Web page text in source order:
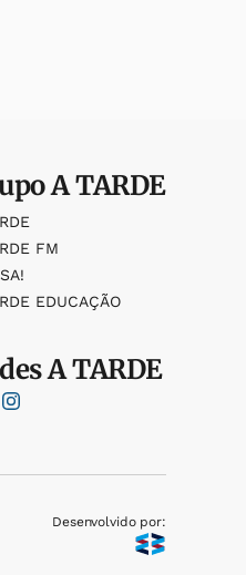
A TARDE
FM
EDUCAÇÃO
A TARDE
Desenvolvido por: